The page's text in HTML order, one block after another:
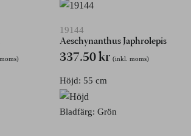
19144
Aeschynanthus Japhrolepis
337.50kr (inkl. moms)
Höjd: 55 cm
Bladfärg: Grön